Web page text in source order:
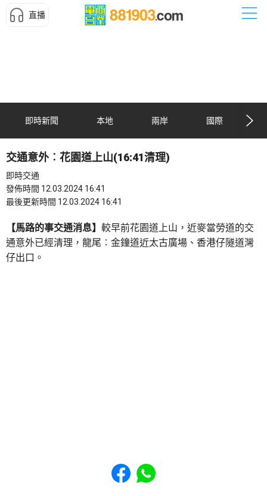
直播
即時新聞 本地 兩岸 國際
交通意外︰花園道上山(16:41清理)
即時交通
發佈時間 12.03.2024 16:41
最後更新時間 12.03.2024 16:41
【馬路的事交通消息】 較早前花園道上山，近麥當勞道的交
通意外已經清理，龍尾︰金鐘道近太古廣場、香港仔隧道灣
仔出口。
Share to Facebook
Share to WhatsApp